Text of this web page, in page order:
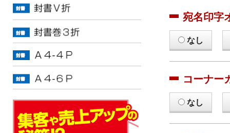
宛名印字
なし
コーナー
なし